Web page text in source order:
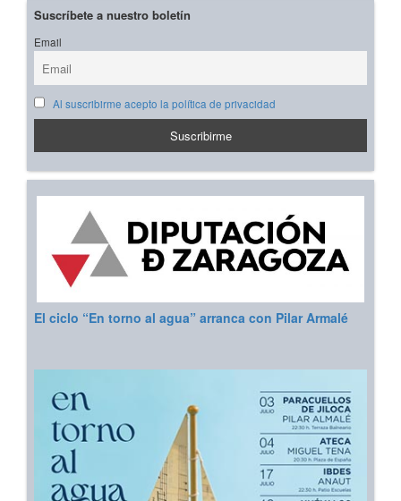
Suscríbete a nuestro boletín
Email
Al suscribirme acepto la política de privacidad
El ciclo “En torno al agua” arranca con Pilar Armalé